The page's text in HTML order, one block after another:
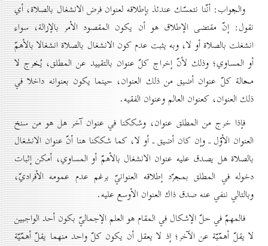
والجواب: أنّنا نتمسّك عندئذ بإطلاقه لعنوان فرض الانشغال بالصلاة، أي
نقول: إنّ مقتضى الإطلاق هو أن يكون المقصود الأمر بالإزالة، سواء
انشغلت بالصلاة أو لا، وبه يثبت عدم كون الانشغال بالصلاة انشغالا بالأهمّ
أو المساوي؛ وذلك لأنّ إخراج كلّ عنوان بالتقييد عن المطلق، يُخرج لا
محالة كلّ عنوان أضيق من ذلك العنوان، حينما يكون بعنوانه داخلا في
ذلك العنوان، كعنوان العالم وعنوان الفقيه.
فإذا خرج من المطلق عنوان، وشككنا في عنوان آخر هل هو من سنخ
العنوان الأوّل ـ وإن كان أضيق ـ أو لا، كما شككنا هنا أنّ عنوان الانشغال
بالصلاة هل يصدق عليه عنوان الانشغال بالأهمّ أو المساوي، أمكن إثبات
دخوله في المطلق بمجرّد إطلاقه العنوانيّ برغم عدم عمومه الأفراديّ،
وبالتالي ننفي عنه صدق ذاك العنوان الأوسع عليه.
فالمهمّ في حلّ الإشكال في المقام هو العلم الإجماليّ بكون أحد الواجبين
لا يقلّ أهمّيّة عن الآخر؛ إذ لا يعقل أن يكون كلّ واحد منهما يقلّ أهمّيّة